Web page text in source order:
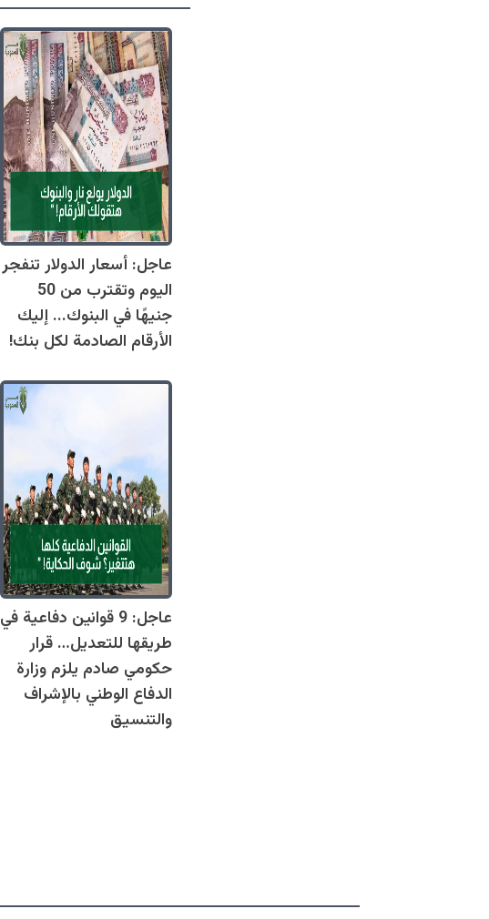
عاجل: أسعار الدولار تنفجر
اليوم وتقترب من 50
جنيهًا في البنوك... إليك
الأرقام الصادمة لكل بنك!
عاجل: 9 قوانين دفاعية في
طريقها للتعديل… قرار
حكومي صادم يلزم وزارة
الدفاع الوطني بالإشراف
والتنسيق